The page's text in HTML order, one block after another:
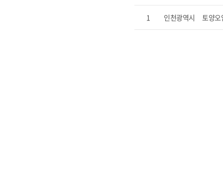
1 인천광역시 토양오